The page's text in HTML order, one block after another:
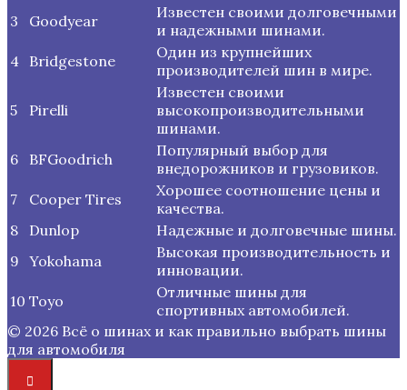
3
Goodyear
Известен своими долговечными
и надежными шинами.
4 Bridgestone
Один из крупнейших
производителей шин в мире.
5 Pirelli
Известен своими
высокопроизводительными
шинами.
6
BFGoodrich
Популярный выбор для
внедорожников и грузовиков.
7
Cooper Tires
Хорошее соотношение цены и
качества.
8
Dunlop
Надежные и долговечные шины.
9 Yokohama
Высокая производительность и
инновации.
10 Toyo
Отличные шины для
спортивных автомобилей.
© 2026 Всё о шинах и как правильно выбрать шины
для автомобиля